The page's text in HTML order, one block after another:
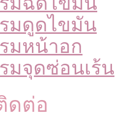
มดูดไขมัน
มหน้าอก
มจุดซ่อนเร้น
ดต่อ